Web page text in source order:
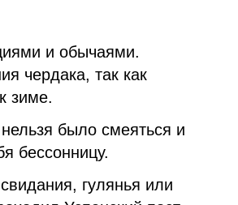
и обычаями.
чердака, так как
зиме.
было смеяться и
бессонницу.
гулянья или